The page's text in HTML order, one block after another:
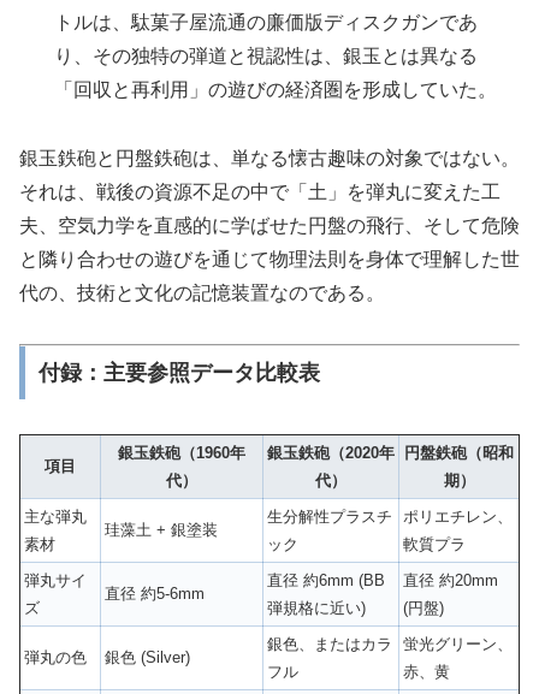
トルは、駄菓子屋流通の廉価版ディスクガンであ
り、その独特の弾道と視認性は、銀玉とは異なる
「回収と再利用」の遊びの経済圏を形成していた。
銀玉鉄砲と円盤鉄砲は、単なる懐古趣味の対象ではない。
それは、戦後の資源不足の中で「土」を弾丸に変えた工
夫、空気力学を直感的に学ばせた円盤の飛行、そして危険
と隣り合わせの遊びを通じて物理法則を身体で理解した世
代の、技術と文化の記憶装置なのである。
付録：主要参照データ比較表
項目
銀玉鉄砲（1960年
代）
銀玉鉄砲（2020年
代）
円盤鉄砲（昭和
期）
主な弾丸
素材
珪藻土 + 銀塗装
生分解性プラスチ
ック
ポリエチレン、
軟質プラ
弾丸サイ
ズ
直径 約5-6mm
直径 約6mm (BB
弾規格に近い)
直径 約20mm
(円盤)
弾丸の色 銀色 (Silver)
銀色、またはカラ
フル
蛍光グリーン、
赤、黄